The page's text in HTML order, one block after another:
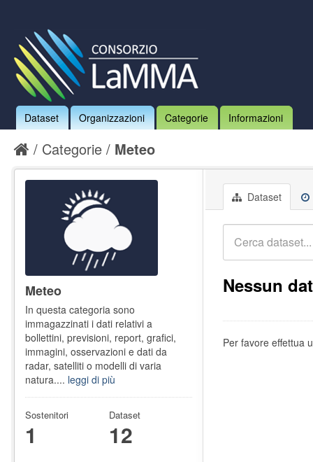
Dataset Organizzazioni Categorie Informazioni
Categorie Meteo
Dataset
Nessun
Per favore effettua
Meteo
In questa categoria sono
immagazzinati i dati relativi a
bollettini, previsioni, report, grafici,
immagini, osservazioni e dati da
radar, satelliti o modelli di varia
natura.... leggi di più
Sostenitori
1
Dataset
12